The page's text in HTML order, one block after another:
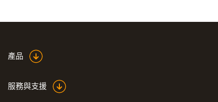
產品
服務與支援